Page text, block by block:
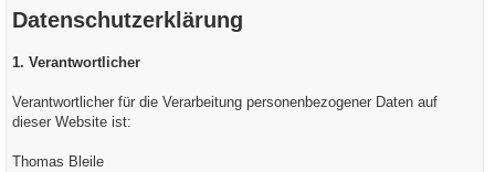
i
t
g
Datenschutzerklärung
1. Verantwortlicher
Verantwortlicher für die Verarbeitung personenbezogener Daten auf
dieser Website ist:
Thomas Bleile